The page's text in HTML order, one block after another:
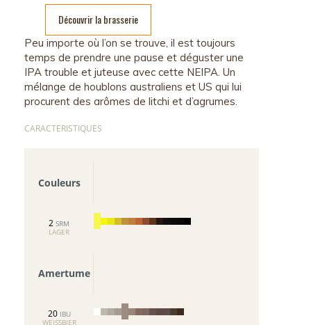
Découvrir la brasserie
Peu importe où l’on se trouve, il est toujours
temps de prendre une pause et déguster une
IPA trouble et juteuse avec cette NEIPA. Un
mélange de houblons australiens et US qui lui
procurent des arômes de litchi et d’agrumes.
CARACTERISTIQUES
Couleurs
2 SRM
LAGER
Amertume
20 IBU
WEISSBIER